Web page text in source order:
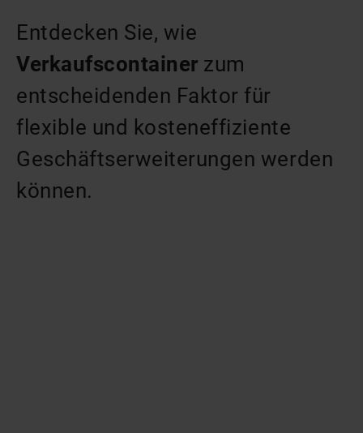
Entdecken Sie, wie
Verkaufscontainer zum
entscheidenden Faktor für
flexible und kosteneffiziente
Geschäftserweiterungen werden
können.